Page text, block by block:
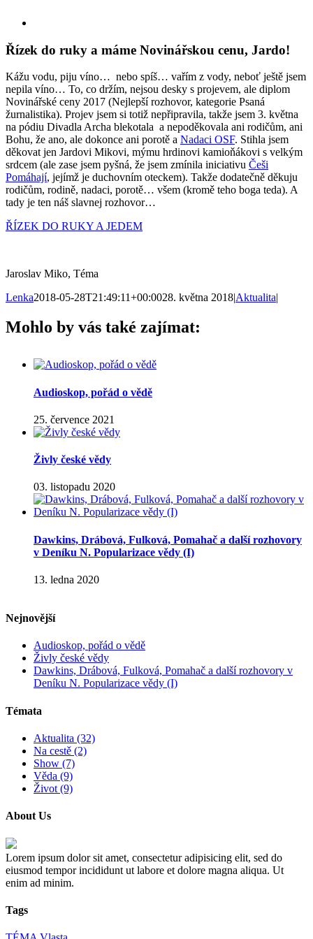
Image
Řízek do ruky a máme Novinářskou cenu, Jardo!
Kážu vodu, piju víno… nebo spíš… vařím z vody, neboť ještě jsem
nepila víno… To, co držím, nejsou desky s projevem, ale diplom
Novinářské ceny 2017 (Nejlepší rozhovor, kategorie Psaná
žurnalistika). Projev jsem si totiž nepřipravila, takže jsem 3. května
na pódiu Divadla Archa blekotala a nepoděkovala ani rodičům, ani
Bohu, že ano, ale dokonce ani porotě a Nadaci OSF. Stihla jsem
děkovat jen Jardovi Mikovi, mýmu hrdinovi kamioňákovi s velkým
srdcem (ale zase jsem pyšná, že jsem zmínila iniciativu Češi
Pomáhají, jejímž je duchovním oteckem). Takže dodatečně děkuju
rodičům, rodině, nadaci, porotě… všem (kromě teho boga teda). A
tady je ten náš slavnej rozhovor…
ŘÍZEK DO RUKY A JEDEM
Jaroslav Miko, Téma
Lenka2018-05-28T21:49:11+00:0028. května 2018|Aktualita|
Mohlo by vás také zajímat:
Audioskop, pořád o vědě
25. července 2021
Živly české vědy
03. listopadu 2020
Dawkins, Drábová, Fulková, Pomahač a další rozhovory
v Deníku N. Popularizace vědy (I)
13. ledna 2020
Nejnovější
Audioskop, pořád o vědě
Živly české vědy
Dawkins, Drábová, Fulková, Pomahač a další rozhovory v
Deníku N. Popularizace vědy (I)
Témata
Aktualita (32)
Na cestě (2)
Show (7)
Věda (9)
Život (9)
About Us
Lorem ipsum dolor sit amet, consectetur adipisicing elit, sed do
eiusmod tempor incididunt ut labore et dolore magna aliqua. Ut
enim ad minim.
Tags